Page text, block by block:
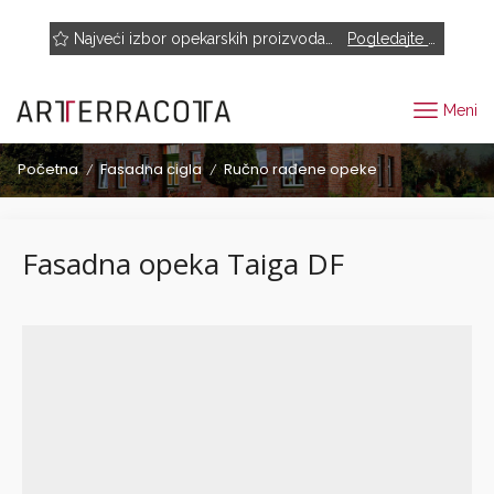
Meni
Početna / Fasadna cigla / Ručno rađene opeke
Fasadna opeka Taiga DF